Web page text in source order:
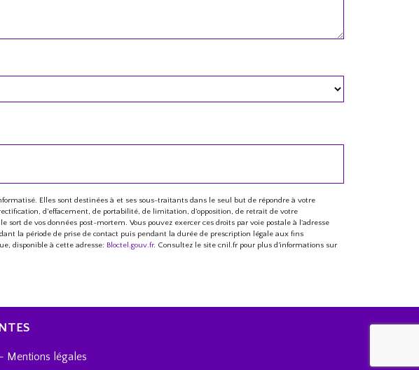
Elles sont destinées à et ses sous-traitants dans le seul but de répondre à votre
d’effacement, de portabilité, de limitation, d’opposition, de retrait de votre
de vos données post-mortem. Vous pouvez exercer ces droits par voie postale à l'adresse
la période de prise de contact puis pendant la durée de prescription légale aux fins
disponible à cette adresse: Bloctel.gouv.fr. Consultez le site cnil.fr pour plus d’informations sur
Mentions légales